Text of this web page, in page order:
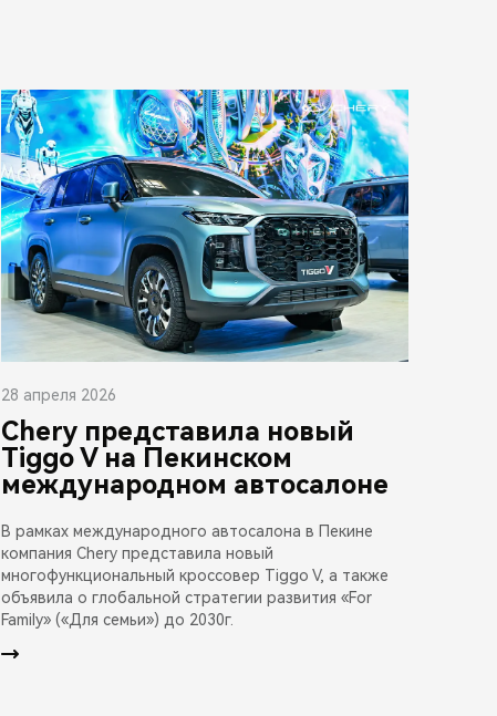
28 апреля 2026
Chery представила новый
Tiggo V на Пекинском
международном автосалоне
В рамках международного автосалона в Пекине
компания Chery представила новый
многофункциональный кроссовер Tiggo V, а также
объявила о глобальной стратегии развития «For
Family» («Для семьи») до 2030г.